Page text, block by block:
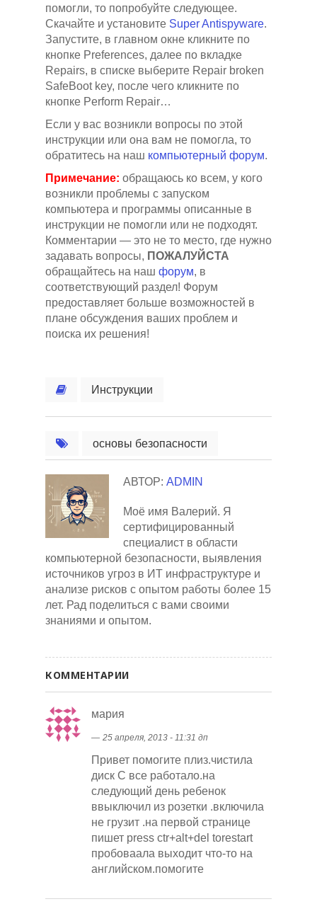
помогли, то попробуйте следующее.
Скачайте и установите Super Antispyware.
Запустите, в главном окне кликните по
кнопке Preferences, далее по вкладке
Repairs, в списке выберите Repair broken
SafeBoot key, после чего кликните по
кнопке Perform Repair…
Если у вас возникли вопросы по этой
инструкции или она вам не помогла, то
обратитесь на наш компьютерный форум.
Примечание: обращаюсь ко всем, у кого
возникли проблемы с запуском
компьютера и программы описанные в
инструкции не помогли или не подходят.
Комментарии — это не то место, где нужно
задавать вопросы, ПОЖАЛУЙСТА
обращайтесь на наш форум, в
соответствующий раздел! Форум
предоставляет больше возможностей в
плане обсуждения ваших проблем и
поиска их решения!
Инструкции
основы безопасности
АВТОР: ADMIN
Моё имя Валерий. Я
сертифицированный
специалист в области
компьютерной безопасности, выявления
источников угроз в ИТ инфраструктуре и
анализе рисков с опытом работы более 15
лет. Рад поделиться с вами своими
знаниями и опытом.
КОММЕНТАРИИ
мария
― 25 апреля, 2013 - 11:31 дп
Привет помогите плиз.чистила
диск С все работало.на
следующий день ребенок
ввыключил из розетки .включила
не грузит .на первой странице
пишет press ctr+alt+del torestart
пробоваала выходит что-то на
английском.помогите